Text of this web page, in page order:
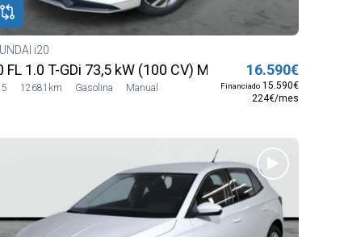
i20
FL 1.0 T-GDi 73,5 kW (100 CV) MT6 2WD Smart MY25
12681km Gasolina Manual
16.590€
Financiado15.590€
224€/mes